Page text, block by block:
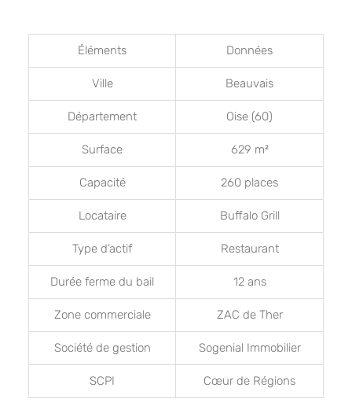
Éléments Données
Ville Beauvais
Département Oise (60)
Surface 629 m²
Capacité 260 places
Locataire Buffalo Grill
Type d’actif Restaurant
Durée ferme du bail 12 ans
Zone commerciale ZAC de Ther
Société de gestion Sogenial Immobilier
SCPI Cœur de Régions